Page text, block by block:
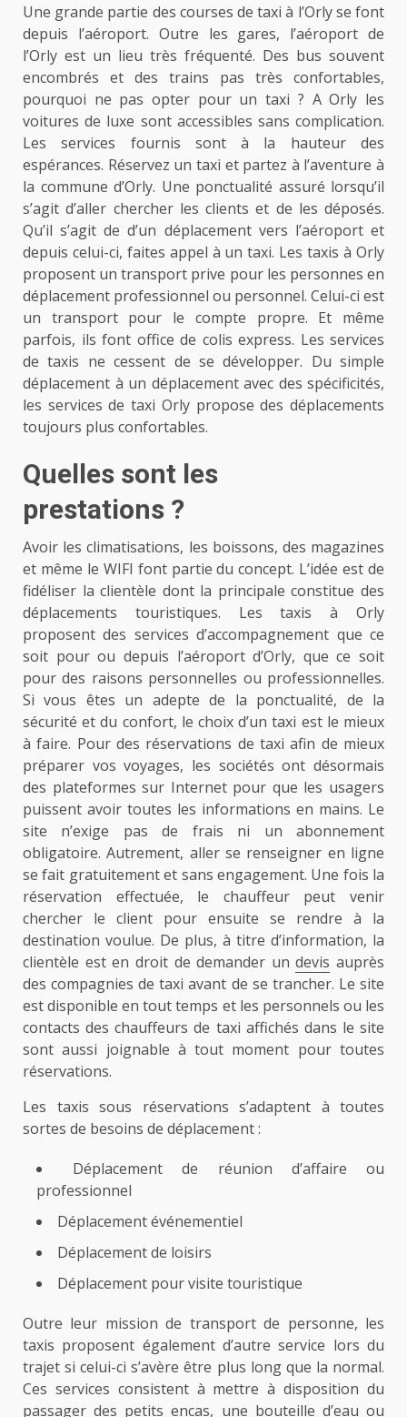
Une grande partie des courses de taxi à l’Orly se font
depuis l’aéroport. Outre les gares, l’aéroport de
l’Orly est un lieu très fréquenté. Des bus souvent
encombrés et des trains pas très confortables,
pourquoi ne pas opter pour un taxi ? A Orly les
voitures de luxe sont accessibles sans complication.
Les services fournis sont à la hauteur des
espérances. Réservez un taxi et partez à l’aventure à
la commune d’Orly. Une ponctualité assuré lorsqu’il
s’agit d’aller chercher les clients et de les déposés.
Qu’il s’agit de d’un déplacement vers l’aéroport et
depuis celui-ci, faites appel à un taxi. Les taxis à Orly
proposent un transport prive pour les personnes en
déplacement professionnel ou personnel. Celui-ci est
un transport pour le compte propre. Et même
parfois, ils font office de colis express. Les services
de taxis ne cessent de se développer. Du simple
déplacement à un déplacement avec des spécificités,
les services de taxi Orly propose des déplacements
toujours plus confortables.
Quelles sont les
prestations ?
Avoir les climatisations, les boissons, des magazines
et même le WIFI font partie du concept. L’idée est de
fidéliser la clientèle dont la principale constitue des
déplacements touristiques. Les taxis à Orly
proposent des services d’accompagnement que ce
soit pour ou depuis l’aéroport d’Orly, que ce soit
pour des raisons personnelles ou professionnelles.
Si vous êtes un adepte de la ponctualité, de la
sécurité et du confort, le choix d’un taxi est le mieux
à faire. Pour des réservations de taxi afin de mieux
préparer vos voyages, les sociétés ont désormais
des plateformes sur Internet pour que les usagers
puissent avoir toutes les informations en mains. Le
site n’exige pas de frais ni un abonnement
obligatoire. Autrement, aller se renseigner en ligne
se fait gratuitement et sans engagement. Une fois la
réservation effectuée, le chauffeur peut venir
chercher le client pour ensuite se rendre à la
destination voulue. De plus, à titre d’information, la
clientèle est en droit de demander undevis auprès
des compagnies de taxi avant de se trancher. Le site
est disponible en tout temps et les personnels ou les
contacts des chauffeurs de taxi affichés dans le site
sont aussi joignable à tout moment pour toutes
réservations.
Les taxis sous réservations s’adaptent à toutes
sortes de besoins de déplacement :
Déplacement de réunion d’affaire ou
professionnel
Déplacement événementiel
Déplacement de loisirs
Déplacement pour visite touristique
Outre leur mission de transport de personne, les
taxis proposent également d’autre service lors du
trajet si celui-ci s’avère être plus long que la normal.
Ces services consistent à mettre à disposition du
passager des petits encas, une bouteille d’eau ou